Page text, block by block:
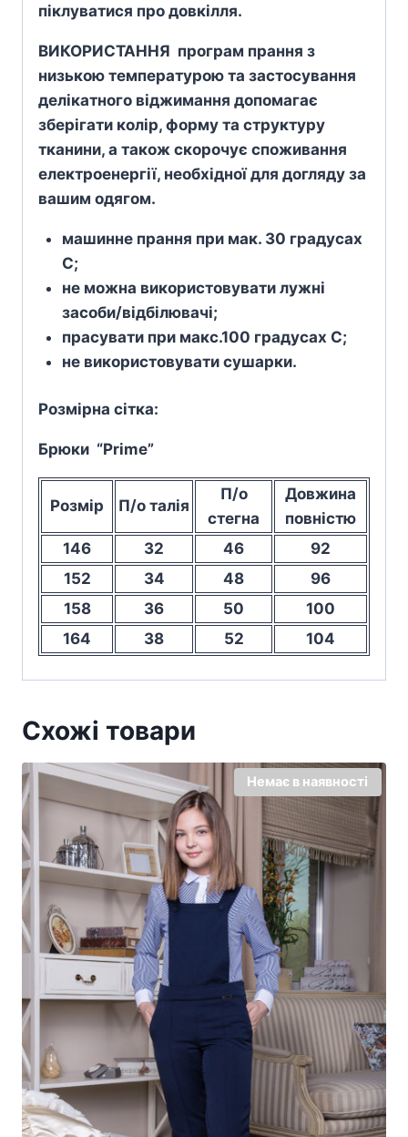
піклуватися про довкілля.
ВИКОРИСТАННЯ програм прання з
низькою температурою та застосування
делікатного віджимання допомагає
зберігати колір, форму та структуру
тканини, а також скорочує споживання
електроенергії, необхідної для догляду за
вашим одягом.
машинне прання при мак. 30 градусах
С;
не можна використовувати лужні
засоби/відбілювачі;
прасувати при макс.100 градусах С;
не використовувати сушарки.
Розмірна сітка:
Брюки “Prime”
Розмір П/о талія
П/о
стегна
Довжина
повністю
146
32 46
92
152
34 48
96
158
36 50
100
164
38 52 104
Схожі товари
Немає в наявності